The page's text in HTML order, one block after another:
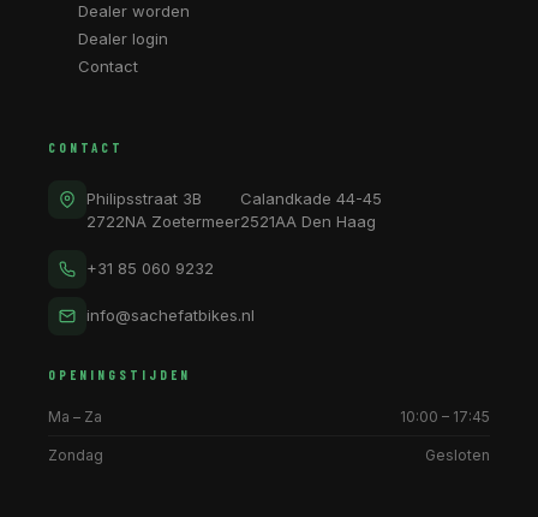
Dealer worden
Dealer login
Contact
CONTACT
Philipsstraat 3B
2722NA Zoetermeer
Calandkade 44-45
2521AA Den Haag
+31 85 060 9232
info@sachefatbikes.nl
OPENINGSTIJDEN
Ma – Za 10:00 – 17:45
Zondag Gesloten